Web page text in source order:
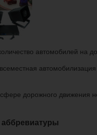
автомобилей на
дорожного